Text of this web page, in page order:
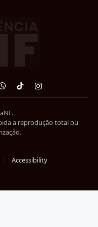
WhatsApp
TikTokInstagram
a reprodução total ou
Accessibility